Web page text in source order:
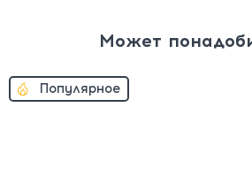
Может
Популярное